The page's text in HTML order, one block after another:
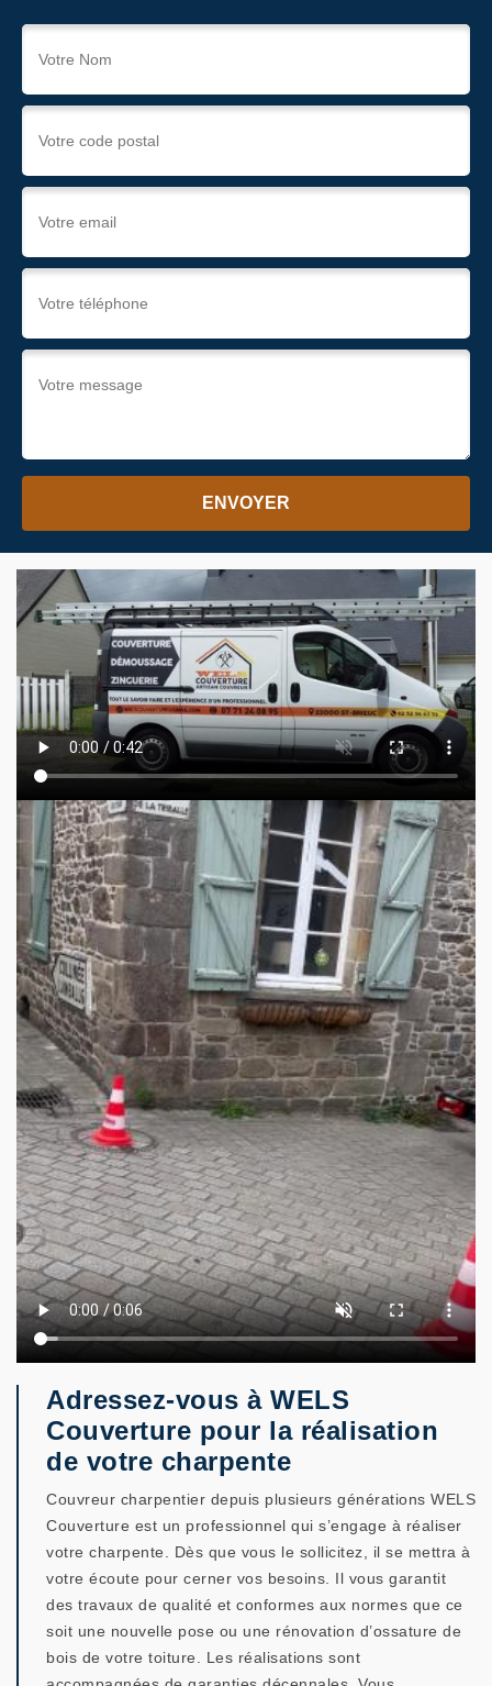
Adressez-vous à WELS
Couverture pour la réalisation
de votre charpente
Couvreur charpentier depuis plusieurs générations WELS
Couverture est un professionnel qui s’engage à réaliser
votre charpente. Dès que vous le sollicitez, il se mettra à
votre écoute pour cerner vos besoins. Il vous garantit
des travaux de qualité et conformes aux normes que ce
soit une nouvelle pose ou une rénovation d’ossature de
bois de votre toiture. Les réalisations sont